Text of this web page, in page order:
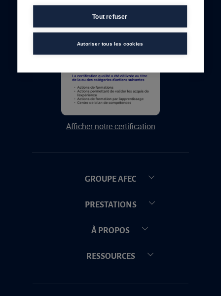
Afficher notre certification
GROUPE AFEC
PRESTATIONS
À PROPOS
RESSOURCES
Tout refuser
Autoriser tous les cookies